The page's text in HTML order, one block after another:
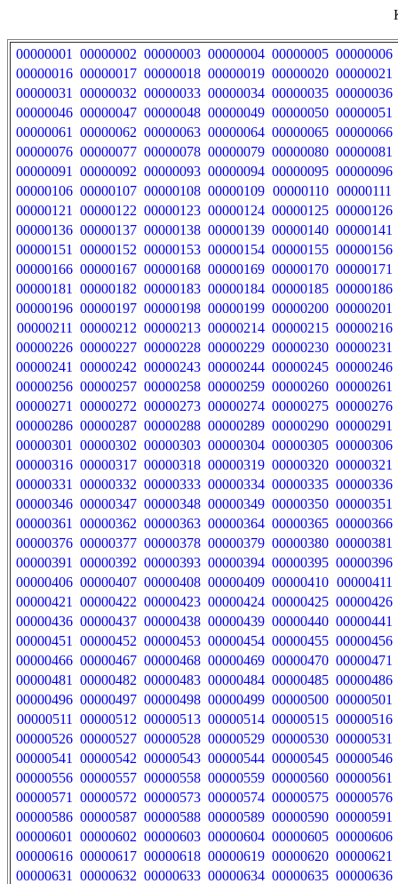
00000001 00000002 00000003 00000004 00000005 00000006
00000016 00000017 00000018 00000019 00000020 00000021
00000031
00000032 00000033 00000034 00000035 00000036
00000046 00000047 00000048 00000049 00000050 00000051
00000061
00000062 00000063 00000064 00000065 00000066
00000076 00000077 00000078 00000079 00000080 00000081
00000091
00000092 00000093 00000094 00000095 00000096
00000106 00000107 00000108 00000109 00000110 00000111
00000121
00000122 00000123 00000124 00000125 00000126
00000136 00000137 00000138 00000139 00000140 00000141
00000151
00000152 00000153 00000154 00000155 00000156
00000166 00000167 00000168 00000169 00000170 00000171
00000181
00000182 00000183 00000184 00000185 00000186
00000196 00000197 00000198 00000199 00000200 00000201
00000211
00000212 00000213 00000214 00000215 00000216
00000226 00000227 00000228 00000229 00000230 00000231
00000241
00000242 00000243 00000244 00000245 00000246
00000256 00000257 00000258 00000259 00000260 00000261
00000271
00000272 00000273 00000274 00000275 00000276
00000286 00000287 00000288 00000289 00000290 00000291
00000301
00000302 00000303 00000304 00000305 00000306
00000316 00000317 00000318 00000319 00000320 00000321
00000331
00000332 00000333 00000334 00000335 00000336
00000346 00000347 00000348 00000349 00000350 00000351
00000361
00000362 00000363 00000364 00000365 00000366
00000376 00000377 00000378 00000379 00000380 00000381
00000391
00000392 00000393 00000394 00000395 00000396
00000406 00000407 00000408 00000409 00000410 00000411
00000421
00000422 00000423 00000424 00000425 00000426
00000436 00000437 00000438 00000439 00000440 00000441
00000451
00000452 00000453 00000454 00000455 00000456
00000466 00000467 00000468 00000469 00000470 00000471
00000481
00000482 00000483 00000484 00000485 00000486
00000496 00000497 00000498 00000499 00000500 00000501
00000511
00000512 00000513 00000514 00000515 00000516
00000526 00000527 00000528 00000529 00000530 00000531
00000541
00000542 00000543 00000544 00000545 00000546
00000556 00000557 00000558 00000559 00000560 00000561
00000571
00000572 00000573 00000574 00000575 00000576
00000586 00000587 00000588 00000589 00000590 00000591
00000601
00000602 00000603 00000604 00000605 00000606
00000616 00000617 00000618 00000619 00000620 00000621
00000631
00000632 00000633 00000634 00000635 00000636